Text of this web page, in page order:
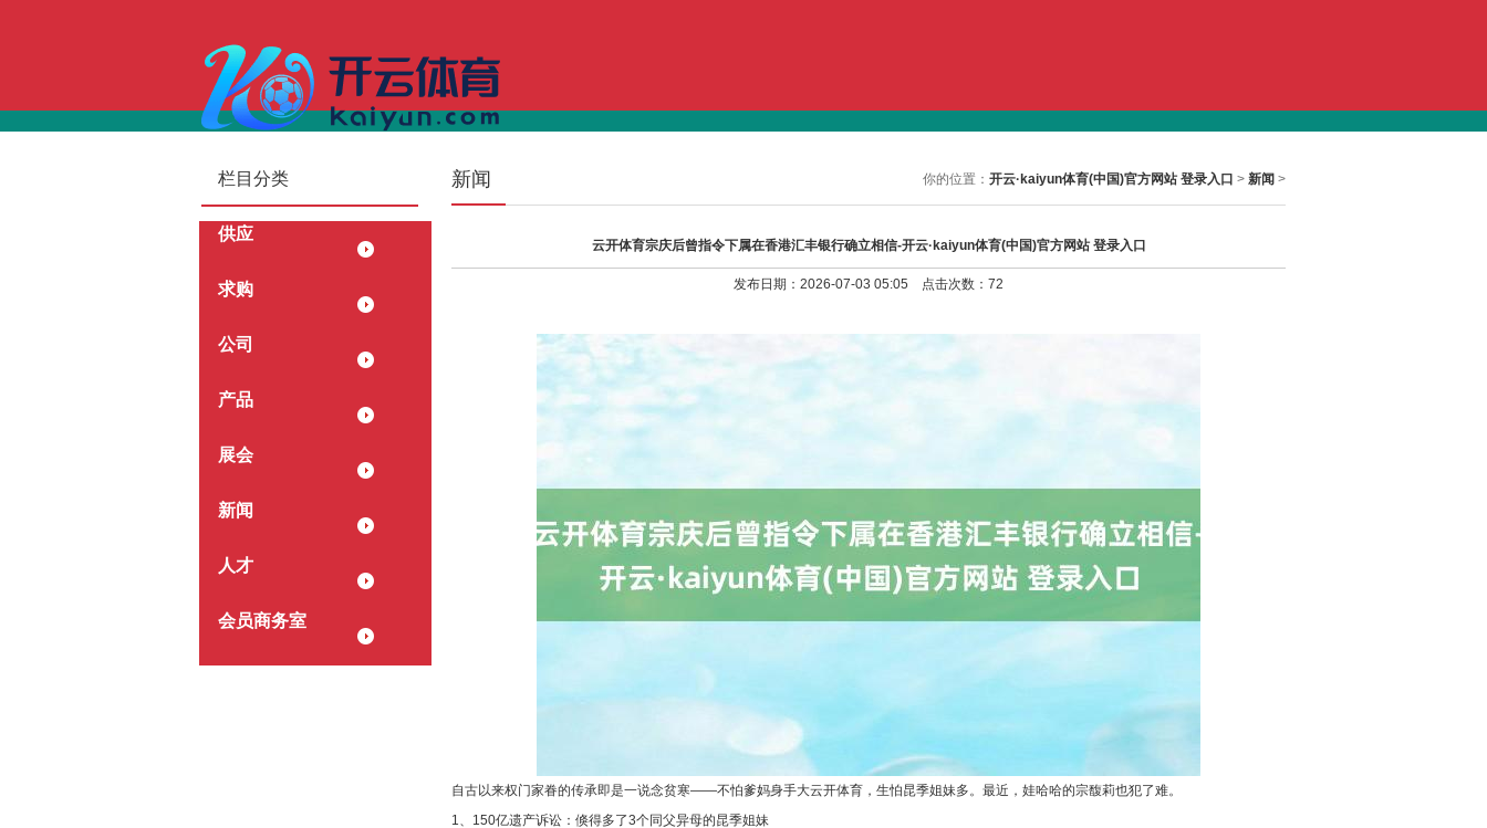
首页 展会 新闻 人才 会员商务室
栏目分类
供应
求购
公司
产品
展会
新闻
人才
会员商务室
你的位置： 开云·kaiyun体育(中国)官方网站 登录入口 > 新闻 >
新闻
云开体育宗庆后曾指令下属在香港汇丰银行确立相信-开云·kaiyun体育(中国)官方网站 登录入口
发布日期：2026-07-03 05:05 点击次数：72
自古以来权门家眷的传承即是一说念贫寒——不怕爹妈身手大云开体育，生怕昆季姐妹多。最近，娃哈哈的宗馥莉也犯了难。
1、150亿遗产诉讼：倏得多了3个同父异母的昆季姐妹